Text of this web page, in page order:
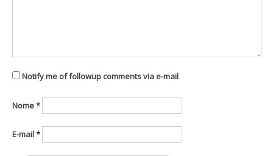
Notify me of followup comments via e-mail
Nome*
E-mail*